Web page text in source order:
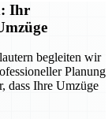
Ihr
begleiten wir
Planung
dass Ihre Umzüge